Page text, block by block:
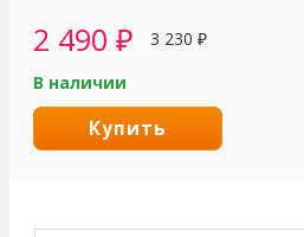
2 490 ₽ 3 230 ₽
В наличии
Купить